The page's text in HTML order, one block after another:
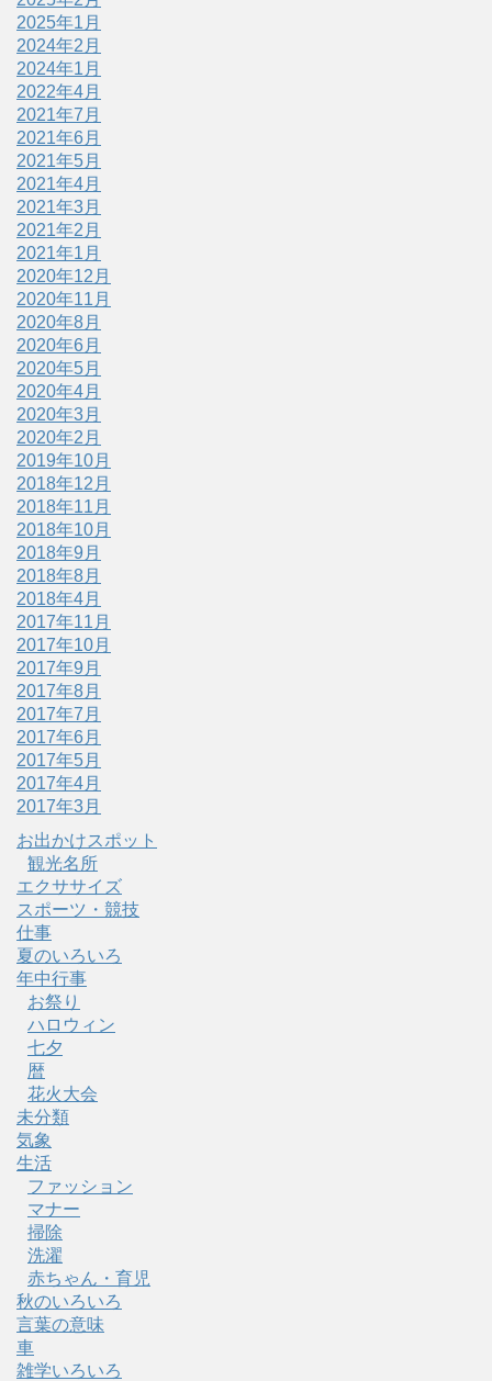
2025年1月
2024年2月
2024年1月
2022年4月
2021年7月
2021年6月
2021年5月
2021年4月
2021年3月
2021年2月
2021年1月
2020年12月
2020年11月
2020年8月
2020年6月
2020年5月
2020年4月
2020年3月
2020年2月
2019年10月
2018年12月
2018年11月
2018年10月
2018年9月
2018年8月
2018年4月
2017年11月
2017年10月
2017年9月
2017年8月
2017年7月
2017年6月
2017年5月
2017年4月
2017年3月
お出かけスポット
観光名所
エクササイズ
スポーツ・競技
仕事
夏のいろいろ
年中行事
お祭り
ハロウィン
七夕
暦
花火大会
未分類
気象
生活
ファッション
マナー
掃除
洗濯
赤ちゃん・育児
秋のいろいろ
言葉の意味
車
雑学いろいろ